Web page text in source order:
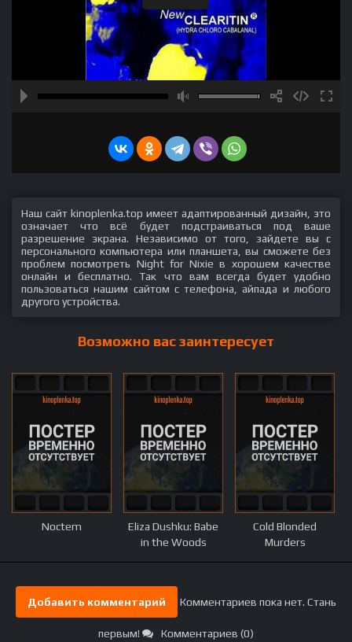
Наш сайт kinoplenka.top имеет адаптированный дизайн, это
означает что всё будет подстраиваться под ваше
разрешение экрана. Независимо от того, зайдете вы с
персонального компьютера или планшета, вы сможете без
проблем посмотреть Night for Nixie в хорошем качестве
онлайн и бесплатно. Так что вам всегда будет удобно
пользоваться нашим сайтом с телефона, айпада и любого
другого устройства.
Возможно вас заинтересует
Noctem
Eliza Dushku: Babe
in the Woods
Cold Blonded
Murders
Добавить комментарий Комментариев пока нет. Стань
первым! Комментариев (0)